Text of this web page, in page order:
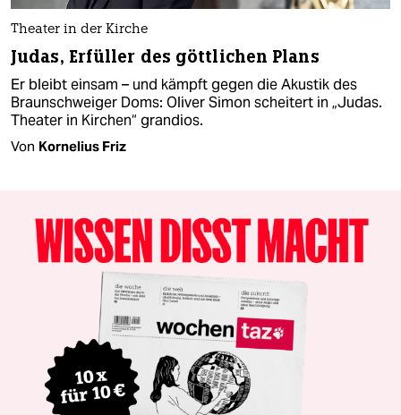
Theater in der Kirche
Judas, Erfüller des göttlichen Plans
Er bleibt einsam – und kämpft gegen die Akustik des
Braunschweiger Doms: Oliver Simon scheitert in „Judas.
Theater in Kirchen“ grandios.
Von Kornelius Friz